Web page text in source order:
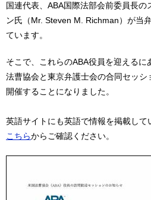
国連代表、ABA国際法部会前委員長
ン氏（Mr. Steven M. Richman）が当
ています。
そこで、これらのABA役員を迎えるに
法曹協会と東京弁護士会の合同セッ
開催することになりました。
英語サイトにも英語で情報を掲載して
こちらからご確認ください。